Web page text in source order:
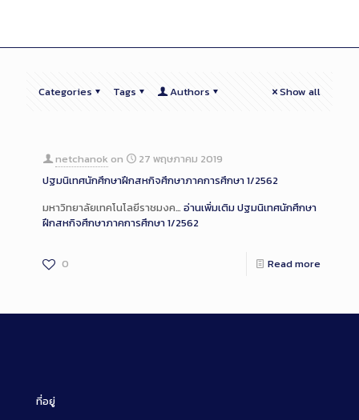
Categories Tags Authors Show all
netchanok on
27 พฤษภาคม 2019
ปฐมนิเทศนักศึกษาฝึกสหกิจศึกษาภาคการศึกษา 1/2562
มหาวิทยาลัยเทคโนโลยีราชมงค… อ่านเพิ่มเติมปฐมนิเทศนักศึกษา
ฝึกสหกิจศึกษาภาคการศึกษา 1/2562
0 Read more
ที่อยู่